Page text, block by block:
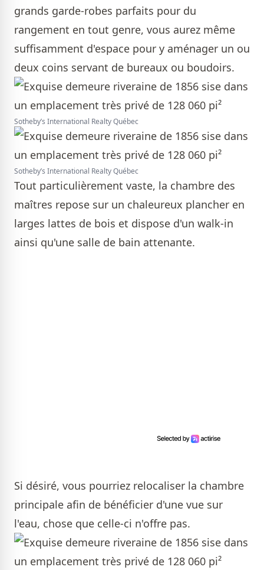
grands garde-robes parfaits pour du
rangement en tout genre, vous aurez même
suffisamment d'espace pour y aménager un ou
deux coins servant de bureaux ou boudoirs.
Sotheby’s International Realty Québec
Sotheby’s International Realty Québec
Tout particulièrement vaste, la chambre des
maîtres repose sur un chaleureux plancher en
larges lattes de bois et dispose d'un walk-in
ainsi qu'une salle de bain attenante.
Si désiré, vous pourriez relocaliser la chambre
principale afin de bénéficier d'une vue sur
l'eau, chose que celle-ci n'offre pas.